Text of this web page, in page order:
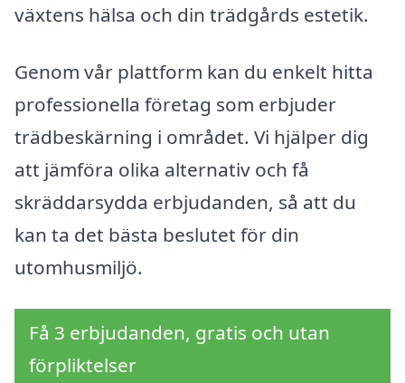
växtens hälsa och din trädgårds estetik.
Genom vår plattform kan du enkelt hitta
professionella företag som erbjuder
trädbeskärning i området. Vi hjälper dig
att jämföra olika alternativ och få
skräddarsydda erbjudanden, så att du
kan ta det bästa beslutet för din
utomhusmiljö.
Få 3 erbjudanden, gratis och utan
förpliktelser